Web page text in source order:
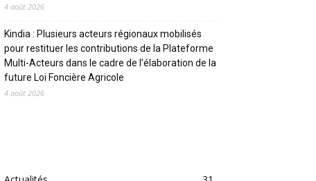
4 août 2026
Kindia : Plusieurs acteurs régionaux mobilisés
pour restituer les contributions de la Plateforme
Multi-Acteurs dans le cadre de l’élaboration de la
future Loi Foncière Agricole
4 août 2026